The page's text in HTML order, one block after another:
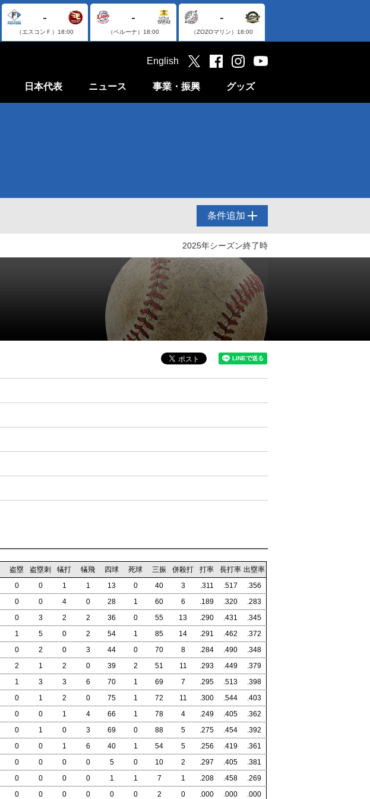
-
（エスコンＦ） 18:00
-
（ベルーナ） 18:00
-
（ZOZOマリン） 18:00
日本代表 ニュース 事業・振興 グッズ
English
条件追加
2025年シーズン終了時
盗塁 盗塁刺 犠打 犠飛 四球 死球 三振 併殺打 打率 長打率 出塁率
0 0 1 1 13 0 40 3 .311 .517
.356
0 0 4 0 28 1 60 6 .189 .320
.283
0 3 2 2 36 0 55 13 .290 .431
.345
1 5 0 2 54 1 85 14 .291 .462
.372
0 2 0 3 44 0 70 8 .284 .490
.348
2 1 2 0 39 2 51 11 .293 .449
.379
1 3 3 6 70 1 69 7 .295 .513
.398
0 1 2 0 75 1 72 11 .300 .544
.403
0 0 1 4 66 1 78 4 .249 .405
.362
0 1 0 3 69 0 88 5 .275 .454
.392
0 0 1 6 40 1 54 5 .256 .419
.361
0 0 0 0 5 0 10 2 .297 .405
.381
0 0 0 0 1 1 7 1 .208 .458
.269
0 0 0 0 0 0 2 0 .000 .000 .000